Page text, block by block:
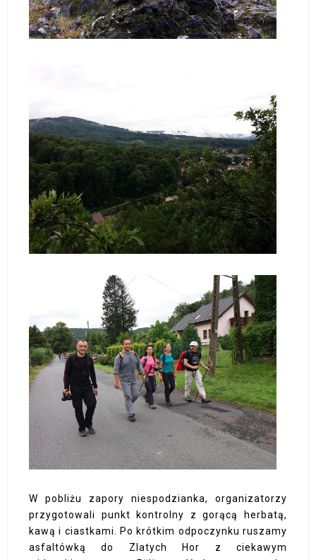
W pobliżu zapory niespodzianka, organizatorzy
przygotowali punkt kontrolny z gorącą herbatą,
kawą i ciastkami. Po krótkim odpoczynku ruszamy
asfaltówką do Zlatych Hor z ciekawym